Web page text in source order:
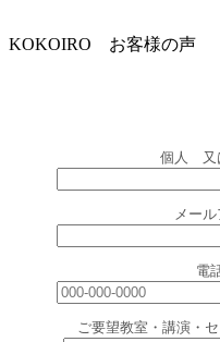
KOKOIRO お客様の声
個人 又
メー
電
ご要望教室・講演・